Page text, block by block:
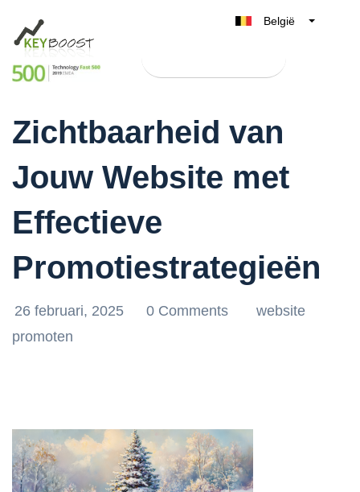
België
Nederland
UK
España
Boost de
Zichtbaarheid van
Jouw Website met
Effectieve
Promotiestrategieën
26 februari, 2025 0 Comments
website
promoten